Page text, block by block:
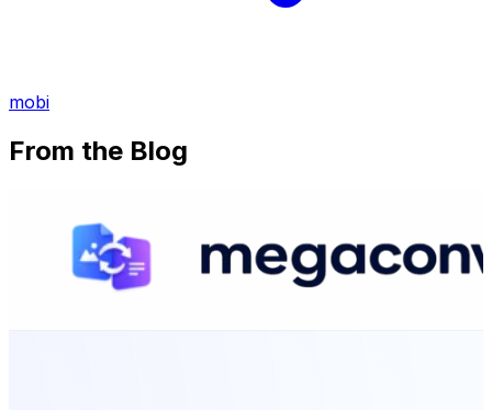
mobi
From the Blog